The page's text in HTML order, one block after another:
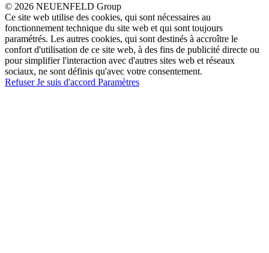
© 2026 NEUENFELD Group
Ce site web utilise des cookies, qui sont nécessaires au
fonctionnement technique du site web et qui sont toujours
paramétrés. Les autres cookies, qui sont destinés à accroître le
confort d'utilisation de ce site web, à des fins de publicité directe ou
pour simplifier l'interaction avec d'autres sites web et réseaux
sociaux, ne sont définis qu'avec votre consentement.
RefuserJe suis d'accord Paramètres